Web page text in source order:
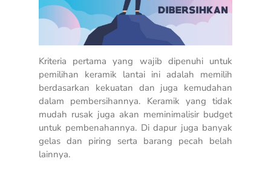
Kriteria pertama yang wajib dipenuhi untuk
pemilihan keramik lantai ini adalah memilih
berdasarkan kekuatan dan juga kemudahan
dalam pembersihannya. Keramik yang tidak
mudah rusak juga akan meminimalisir budget
untuk pembenahannya. Di dapur juga banyak
gelas dan piring serta barang pecah belah
lainnya.